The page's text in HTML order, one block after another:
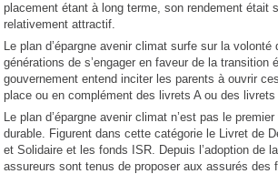
placement étant à long terme, son rendement était
relativement attractif.
Le plan d’épargne avenir climat surfe sur la volonté
générations de s’engager en faveur de la transition
gouvernement entend inciter les parents à ouvrir
place ou en complément des livrets A ou des livrets
Le plan d’épargne avenir climat n’est pas le
durable. Figurent dans cette catégorie le Livret de
et Solidaire et les fonds ISR. Depuis l’adoption de
assureurs sont tenus de proposer aux assurés des